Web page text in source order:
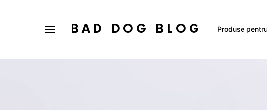
BAD DOG BLOG Produse